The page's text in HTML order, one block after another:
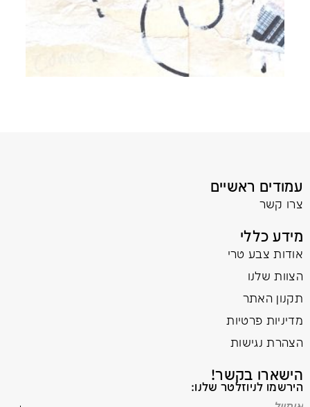
עמודים ראשיים
צרו קשר
מידע כללי
אודות צבע טרי
הצוות שלנו
תקנון האתר
מדיניות פרטיות
הצהרת נגישות
הישארו בקשר!
הירשמו לניוזלטר שלנו: